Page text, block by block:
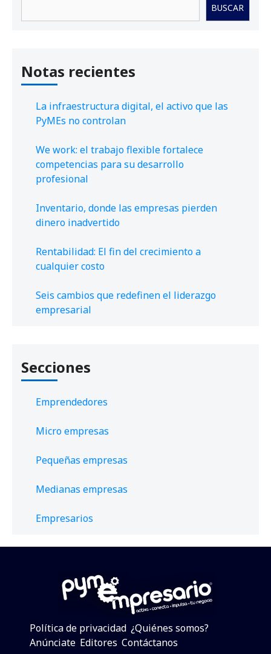
BUSCAR
Notas recientes
La infraestructura digital, el activo que las
PyMEs no controlan
We work: el trabajo flexible fortalece
competencias para su desarrollo
profesional
Inventario, donde las empresas pierden
dinero inadvertido
Rentabilidad: El fin del crecimiento a
cualquier costo
Seis cambios que redefinen el liderazgo
empresarial
Secciones
Emprendedores
Micro empresas
Pequeñas empresas
Medianas empresas
Empresarios
Política de privacidad ¿Quiénes somos?
Anúnciate Editores Contáctanos